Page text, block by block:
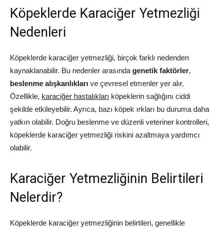
Köpeklerde Karaciğer Yetmezliği
Nedenleri
Köpeklerde karaciğer yetmezliği, birçok farklı nedenden
kaynaklanabilir. Bu nedenler arasında genetik faktörler,
beslenme alışkanlıkları ve çevresel etmenler yer alır.
Özellikle, karaciğer hastalıkları köpeklerin sağlığını ciddi
şekilde etkileyebilir. Ayrıca, bazı köpek ırkları bu duruma daha
yatkın olabilir. Doğru beslenme ve düzenli veteriner kontrolleri,
köpeklerde karaciğer yetmezliği riskini azaltmaya yardımcı
olabilir.
Karaciğer Yetmezliğinin Belirtileri
Nelerdir?
Köpeklerde karaciğer yetmezliğinin belirtileri, genellikle